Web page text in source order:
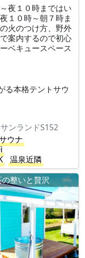
夜１０時まではい
１０時～朝７時ま
火のつけ方、野外
案内するので初心
ベキュースペース
る本格テントサウ
ンランドS152
ウナ
温泉近隣
整いと贅沢